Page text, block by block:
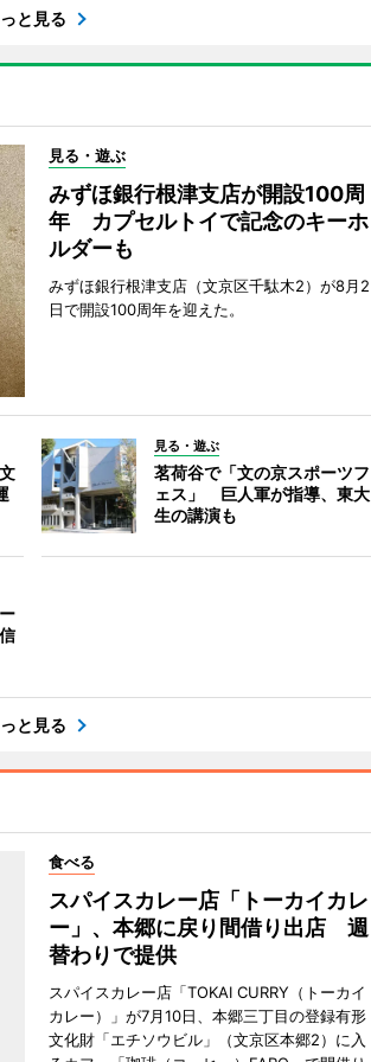
と見る
見る・遊ぶ
みずほ銀行根津支店が開設100周
年 カプセルトイで記念のキーホ
ルダーも
みずほ銀行根津支店（文京区千駄木2）が8月2
日で開設100周年を迎えた。
見る・遊ぶ
茗荷谷で「文の京スポーツフ
ェス」 巨人軍が指導、東大
生の講演も
と見る
食べる
スパイスカレー店「トーカイカレ
ー」、本郷に戻り間借り出店 週
替わりで提供
スパイスカレー店「TOKAI CURRY（トーカイ
カレー）」が7月10日、本郷三丁目の登録有形
文化財「エチソウビル」（文京区本郷2）に入